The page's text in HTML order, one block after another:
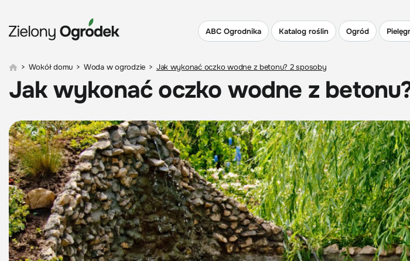
ABC Ogrodnika Katalog roślin Ogród
> Wokół domu > Woda w ogrodzie > Jak wykonać oczko wodne z betonu? 2 sposoby
Jak wykonać oczko wodne z